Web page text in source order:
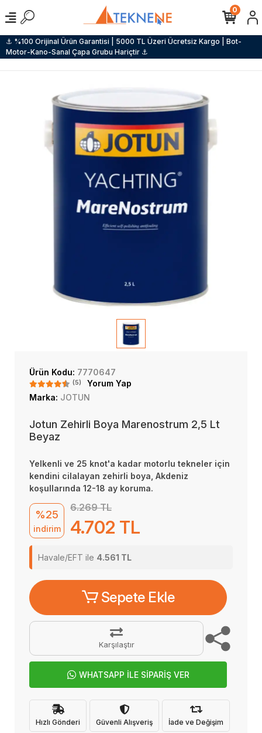
⚓ %100 Orijinal Ürün Garantisi | 5000 TL Üzeri Ücretsiz Kargo | Bot-
Motor-Kano-Sanal Çapa Grubu Hariçtir ⚓
0
Ürün Kodu: 7770647
(5)
Yorum Yap
Marka: JOTUN
Jotun Zehirli Boya Marenostrum 2,5 Lt
Beyaz
Yelkenli ve 25 knot'a kadar motorlu tekneler için
kendini cilalayan zehirli boya, Akdeniz
koşullarında 12-18 ay koruma.
%25
indirim
6.269 TL
4.702 TL
Havale/EFT ile 4.561 TL
Sepete Ekle
Karşılaştır
WHATSAPP İLE SİPARİŞ VER
Hızlı Gönderi Güvenli Alışveriş İade ve Değişim